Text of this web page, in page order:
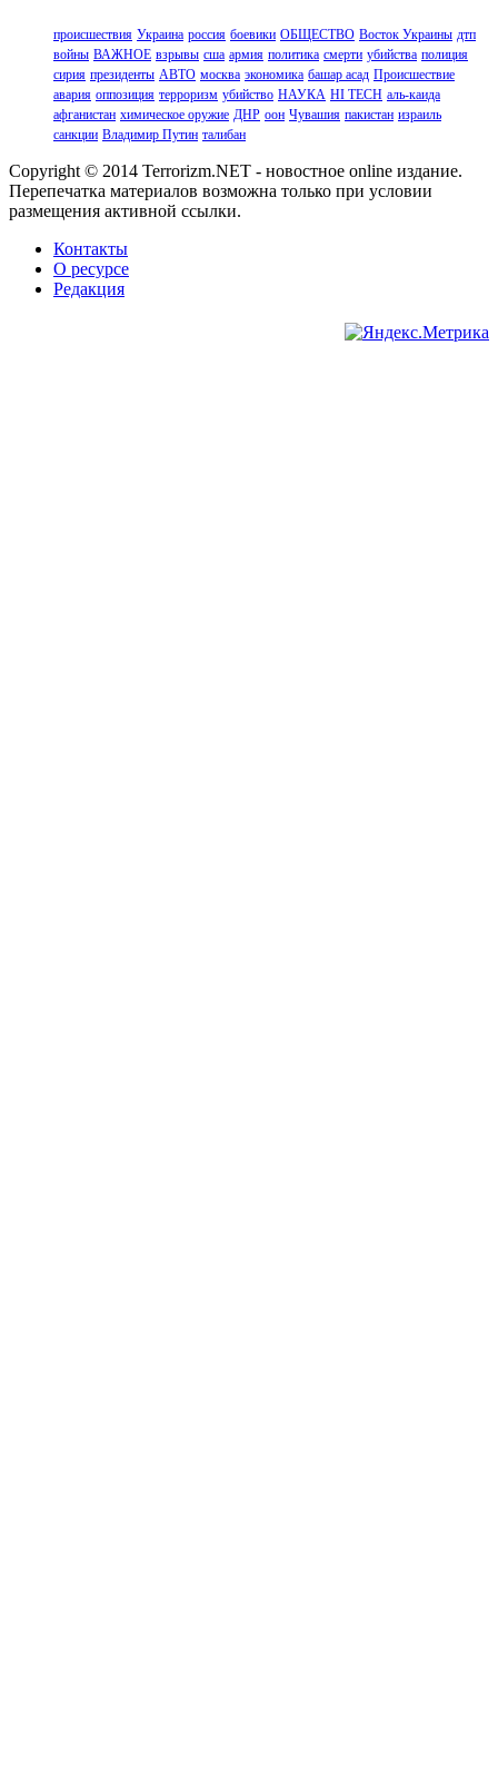
происшествия Украина россия боевики ОБЩЕСТВО Восток Украины дтп
войны ВАЖНОЕ взрывы сша армия политика смерти убийства полиция
сирия президенты АВТО москва экономика башар асад Происшествие
авария оппозиция терроризм убийство НАУКА HI TECH аль-каида
афганистан химическое оружие ДНР оон Чувашия пакистан израиль
санкции Владимир Путин талибан
Copyright © 2014 Terrorizm.NET - новостное online издание.
Перепечатка материалов возможна только при условии
размещения активной ссылки.
Контакты
О ресурсе
Редакция